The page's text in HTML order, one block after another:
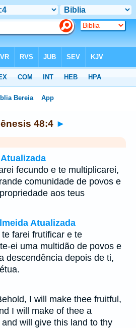
48:4 ►
fecundo e te multiplicarei,
comunidade de povos e
aos teus
Atualizada
farei frutificar e te
ei uma multidão de povos e
descendência depois de ti,
I will make thee fruitful,
I will make of thee a
will give this land to thy